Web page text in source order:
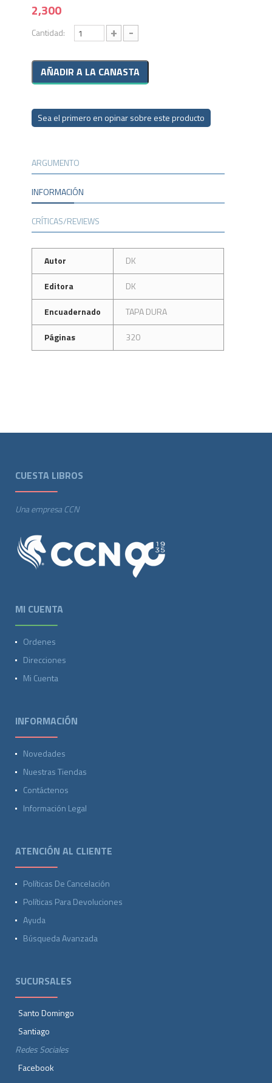
2,300
Cantidad: + -
Sea el primero en opinar sobre este producto
ARGUMENTO
INFORMACIÓN
CRÍTICAS/REVIEWS
Autor
DK
Editora
DK
Encuadernado
TAPA DURA
Páginas
320
CUESTA LIBROS
Una empresa CCN
MI CUENTA
Ordenes
Direcciones
Mi Cuenta
INFORMACIÓN
Novedades
Nuestras Tiendas
Contáctenos
Información Legal
ATENCIÓN AL CLIENTE
Políticas De Cancelación
Políticas Para Devoluciones
Ayuda
Búsqueda Avanzada
SUCURSALES
Santo Domingo
Santiago
Redes Sociales
Facebook